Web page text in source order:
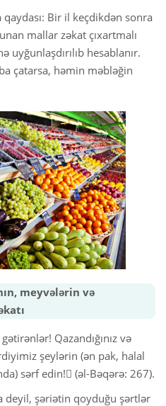
qaydası: Bir il keçdikdən sonra
mallar zəkat çıxartmalı
hesablanır.
çatarsa, həmin məbləğin
meyvələrin və
Qazandığınız və
şeylərin (ən pak, halal
sərf edin! (əl-Bəqərə: 267).
deyil, şəriətin qoyduğu şərtlər